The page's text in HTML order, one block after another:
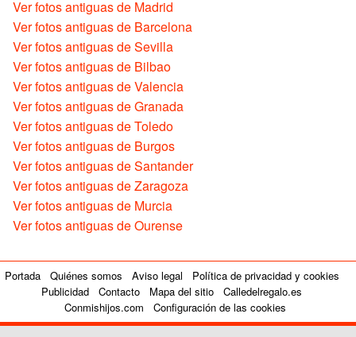
Ver fotos antiguas de Madrid
Ver fotos antiguas de Barcelona
Ver fotos antiguas de Sevilla
Ver fotos antiguas de Bilbao
Ver fotos antiguas de Valencia
Ver fotos antiguas de Granada
Ver fotos antiguas de Toledo
Ver fotos antiguas de Burgos
Ver fotos antiguas de Santander
Ver fotos antiguas de Zaragoza
Ver fotos antiguas de Murcia
Ver fotos antiguas de Ourense
Portada Quiénes somos Aviso legal
Política de privacidad y cookies
Publicidad
Contacto Mapa del sitio
Calledelregalo.es
Conmishijos.com
Configuración de las cookies